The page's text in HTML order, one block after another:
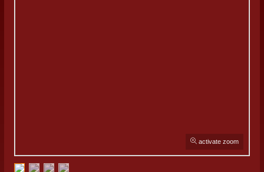
activate zoom